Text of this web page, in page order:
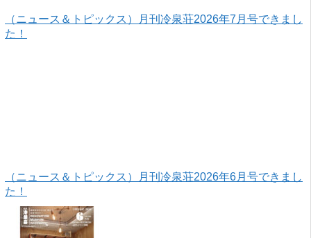
（ニュース＆トピックス）月刊冷泉荘2026年7月号できまし
た！
（ニュース＆トピックス）月刊冷泉荘2026年6月号できまし
た！